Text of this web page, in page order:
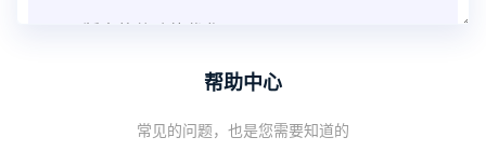
V3.8版本软件功能优化
1：优化监控终端从当前监控界面切换其他被控端手
机设备响应慢问题
帮助中心
常见的问题，也是您需要知道的